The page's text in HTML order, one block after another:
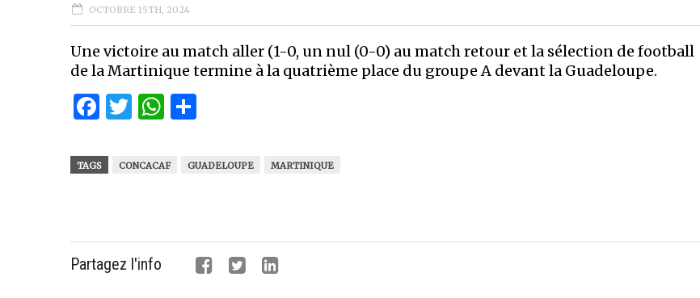
OCTOBRE 15TH, 2024
Une victoire au match aller (1-0, un nul (0-0) au match retour et la sélection de football
de la Martinique termine à la quatrième place du groupe A devant la Guadeloupe.
Facebook
Twitter
WhatsApp
TAGS CONCACAF GUADELOUPE MARTINIQUE
Partagez l'info